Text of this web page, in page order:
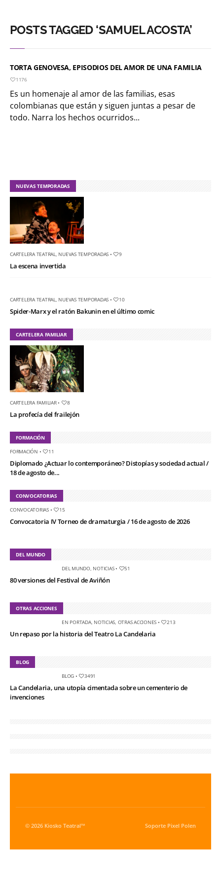
POSTS TAGGED ‘SAMUEL ACOSTA’
TORTA GENOVESA, EPISODIOS DEL AMOR DE UNA FAMILIA
1176
Es un homenaje al amor de las familias, esas
colombianas que están y siguen juntas a pesar de
todo. Narra los hechos ocurridos...
NUEVAS TEMPORADAS
CARTELERA TEATRAL NUEVAS TEMPORADAS • 9
La escena invertida
CARTELERA TEATRAL NUEVAS TEMPORADAS • 10
Spider-Marx y el ratón Bakunin en el último comic
CARTELERA FAMILIAR
CARTELERA FAMILIAR• 8
La profecía del frailejón
FORMACIÓN
FORMACIÓN • 11
Diplomado ¿Actuar lo contemporáneo? Distopías y sociedad actual /
18 de agosto de...
CONVOCATORIAS
CONVOCATORIAS• 15
Convocatoria IV Torneo de dramaturgia / 16 de agosto de 2026
DEL MUNDO
DEL MUNDO, NOTICIAS• 51
80 versiones del Festival de Aviñón
OTRAS ACCIONES
EN PORTADA, NOTICIAS OTRAS ACCIONES • 213
Un repaso por la historia del Teatro La Candelaria
BLOG
BLOG • 3491
La Candelaria, una utopía cimentada sobre un cementerio de
invenciones
© 2026 Kiosko Teatral™ Soporte Pixel Polen